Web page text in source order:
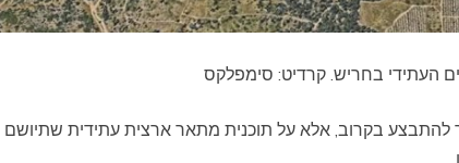
העתידי בחריש. קרדיט: סימפלקס
בקרוב, אלא על תוכנית מתאר ארצית עתידית שתיושם